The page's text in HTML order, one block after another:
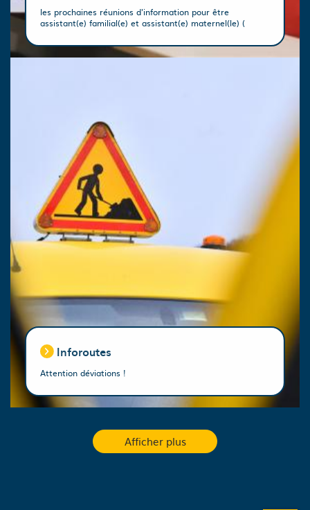
les prochaines réunions d'information pour être
assistant(e) familial(e) et assistant(e) maternel(le) (
Inforoutes
Attention déviations !
Afficher plus